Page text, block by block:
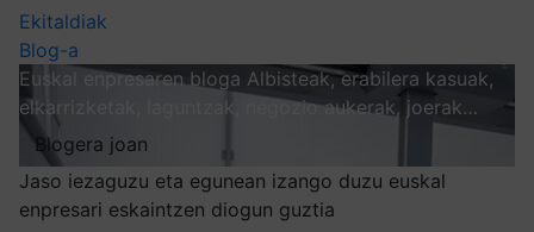
Ekitaldiak
Blog-a
Euskal enpresaren bloga Albisteak, erabilera kasuak,
elkarrizketak, laguntzak, negozio aukerak, joerak…
Blogera joan
Jaso iezaguzu eta egunean izango duzu euskal
enpresari eskaintzen diogun guztia